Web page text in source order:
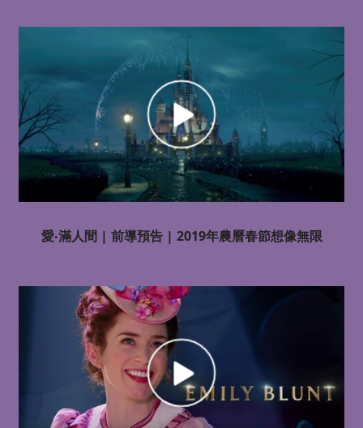
愛‧滿人間 | 前導預告 | 2019年農曆春節想像無限